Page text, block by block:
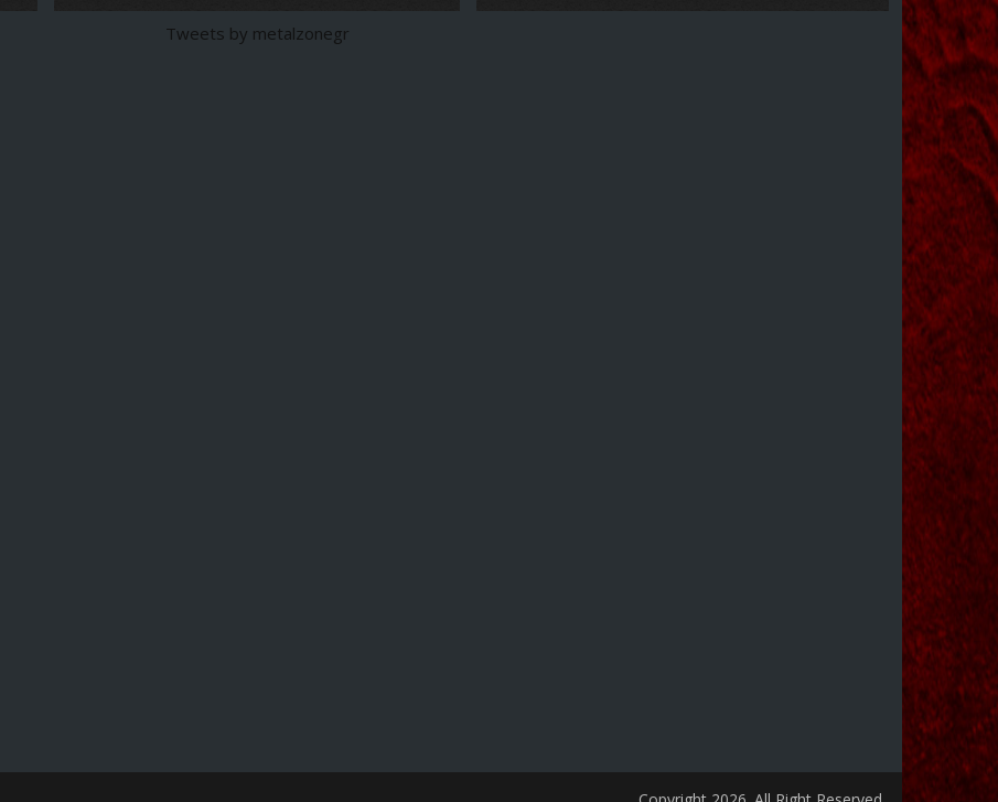
Tweets by metalzonegr